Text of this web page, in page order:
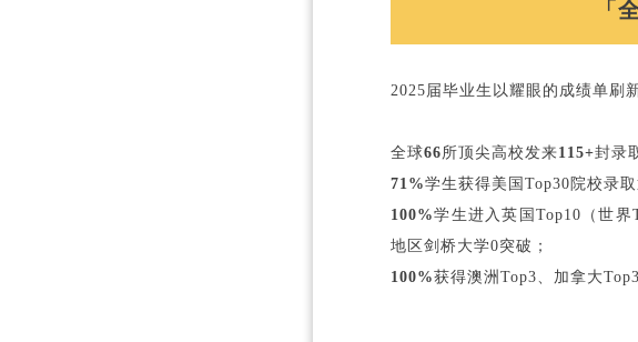
「
2025届毕业生以耀眼的成绩单刷
全球66所顶尖高校发来115+封录
71%学生获得美国Top30院校录取
100%学生进入英国Top10（世
地区剑桥大学0突破；
100%获得澳洲Top3、加拿大